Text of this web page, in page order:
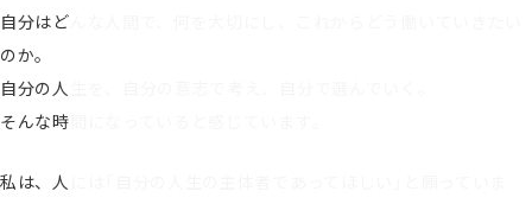
自分はどんな人間で、何を大切にし、これからどう働いていきたい
のか。
自分の人生を、自分の意志で考え、自分で選んでいく。
そんな時間になっていると感じています。
私は、人には「自分の人生の主体者であってほしい」と願っていま